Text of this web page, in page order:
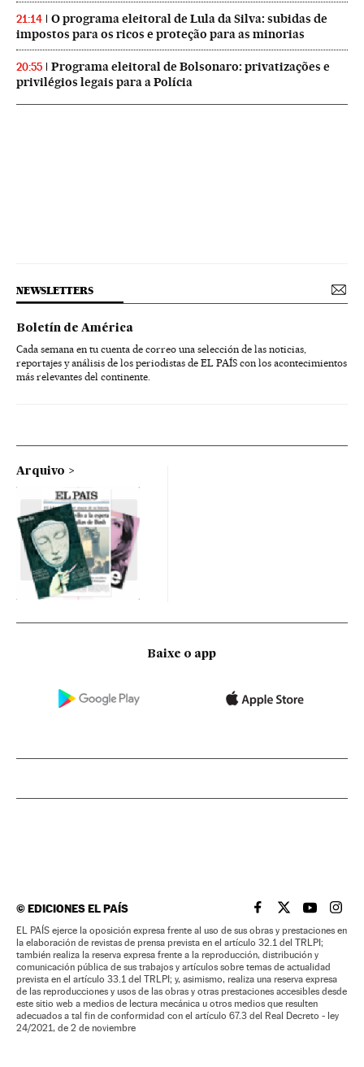
21:14
O programa eleitoral de Lula da Silva: subidas de
impostos para os ricos e proteção para as minorias
20:55
Programa eleitoral de Bolsonaro: privatizações e
privilégios legais para a Polícia
NEWSLETTERS
Boletín de América
Cada semana en tu cuenta de correo una selección de las noticias,
reportajes y análisis de los periodistas de EL PAÍS con los acontecimientos
más relevantes del continente.
Arquivo
Baixe o app
©EDICIONES EL PAÍS EL PAÍS BRASIL EN
EL PAÍSEL PAÍS
EL
EL PAÍS ejerce la oposición expresa frente al uso de sus obras y prestaciones en
la elaboración de revistas de prensa prevista en el artículo 32.1 del TRLPI;
también realiza la reserva expresa frente a la reproducción, distribución y
comunicación pública de sus trabajos y artículos sobre temas de actualidad
prevista en el artículo 33.1 del TRLPI; y, asimismo, realiza una reserva expresa
de las reproducciones y usos de las obras y otras prestaciones accesibles desde
este sitio web a medios de lectura mecánica u otros medios que resulten
adecuados a tal fin de conformidad con el artículo 67.3 del Real Decreto - ley
24/2021, de 2 de noviembre